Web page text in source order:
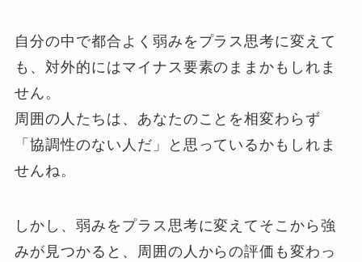
自分の中で都合よく弱みをプラス思考に変えて
も、対外的にはマイナス要素のままかもしれま
せん。
周囲の人たちは、あなたのことを相変わらず
「協調性のない人だ」と思っているかもしれま
せんね。
しかし、弱みをプラス思考に変えてそこから強
みが見つかると、周囲の人からの評価も変わっ